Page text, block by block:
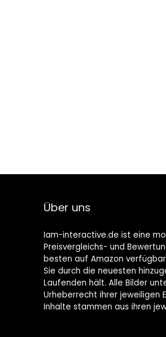
Über uns
Iam-interactive.de ist eine
Preisvergleichs- und
besten auf Amazon
Sie durch die neuesten
Laufenden hält. Alle Bilder
Urheberrecht ihrer jeweiligen
Inhalte stammen aus ihren